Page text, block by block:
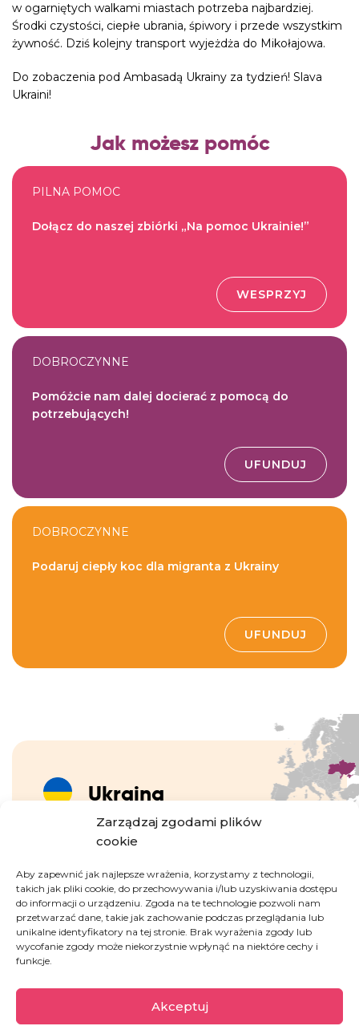
Zarządzaj zgodami plików
cookie
Aby zapewnić jak najlepsze wrażenia, korzystamy z technologii,
takich jak pliki cookie, do przechowywania i/lub uzyskiwania dostępu
do informacji o urządzeniu. Zgoda na te technologie pozwoli nam
przetwarzać dane, takie jak zachowanie podczas przeglądania lub
unikalne identyfikatory na tej stronie. Brak wyrażenia zgody lub
wycofanie zgody może niekorzystnie wpłynąć na niektóre cechy i
funkcje.
Akceptuj
Ukraina
Wojna, która eskalowała w lutym 2022 roku,
wywołała ogromny kryzys humanitarny. 6,8
miliona osób uciekło z Ukrainy, a życie milionów
ludzi, którzy pozostali w kraju, zostało
zrujnowane przez działania wojenne. Ataki
rakietowe niszczą infrastrukturę cywilną, w tym
sieci energetyczne, wodociągi, szpitale i
zarówno uchodźców, jak i tych, którzy pozostali
w ogarniętych walkami miastach potrzeba najbardziej.
Środki czystości, ciepłe ubrania, śpiwory i przede wszystkim
żywność. Dziś kolejny transport wyjeżdża do Mikołajowa.
Do zobaczenia pod Ambasadą Ukrainy za tydzień! Slava
Ukraini!
Jak możesz pomóc
PILNA POMOC
Dołącz do naszej zbiórki „Na pomoc Ukrainie!”
WESPRZYJ
DOBROCZYNNE
Pomóżcie nam dalej docierać z pomocą do
potrzebujących!
UFUNDUJ
DOBROCZYNNE
Podaruj ciepły koc dla migranta z Ukrainy
UFUNDUJ